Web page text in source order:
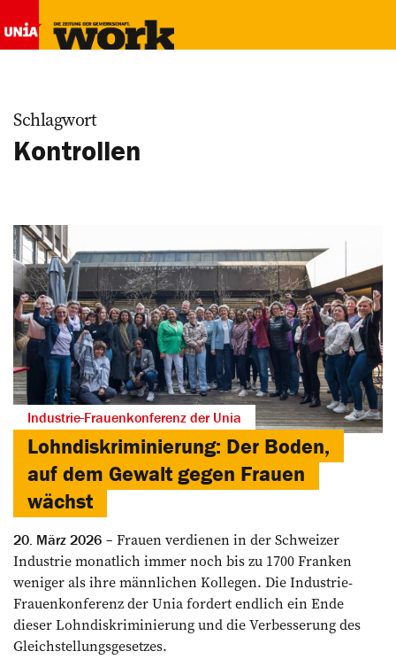
Schlagwort
Kontrollen
Industrie-Frauenkonferenz der Unia
Lohndiskriminierung: Der Boden,
auf dem Gewalt gegen Frauen
wächst
20. März 2026
Frauen verdienen in der Schweizer
Industrie monatlich immer noch bis zu 1700 Franken
weniger als ihre männlichen Kollegen. Die Industrie-
Frauenkonferenz der Unia fordert endlich ein Ende
dieser Lohndiskriminierung und die Verbesserung des
Gleichstellungsgesetzes.